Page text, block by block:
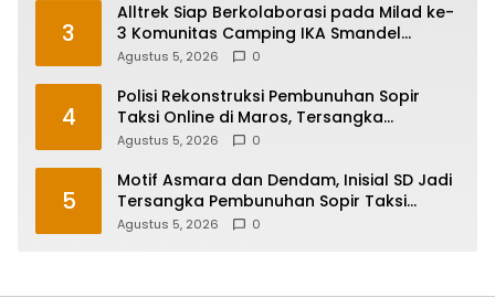
3
Alltrek Siap Berkolaborasi pada Milad ke-
3 Komunitas Camping IKA Smandel
Makassar di Malino
Agustus 5, 2026 0
4
Polisi Rekonstruksi Pembunuhan Sopir
Taksi Online di Maros, Tersangka
Peragakan 24 Adegan
Agustus 5, 2026 0
5
Motif Asmara dan Dendam, Inisial SD Jadi
Tersangka Pembunuhan Sopir Taksi
Online di Maros
Agustus 5, 2026 0